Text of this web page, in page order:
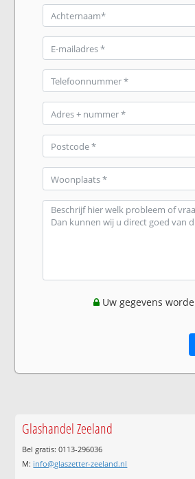
Uw gegevens
Glashandel Zeeland
Bel gratis: 0113-296036
M: info@glaszetter-zeeland.nl